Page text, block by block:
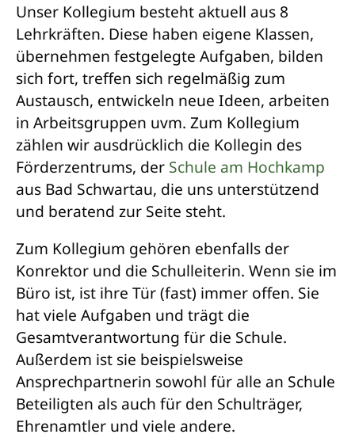
Unser Kollegium besteht aktuell aus 8
Lehrkräften. Diese haben eigene Klassen,
übernehmen festgelegte Aufgaben, bilden
sich fort, treffen sich regelmäßig zum
Austausch, entwickeln neue Ideen, arbeiten
in Arbeitsgruppen uvm. Zum Kollegium
zählen wir ausdrücklich die Kollegin des
Förderzentrums, der Schule am Hochkamp
aus Bad Schwartau, die uns unterstützend
und beratend zur Seite steht.
Zum Kollegium gehören ebenfalls der
Konrektor und die Schulleiterin. Wenn sie im
Büro ist, ist ihre Tür (fast) immer offen. Sie
hat viele Aufgaben und trägt die
Gesamtverantwortung für die Schule.
Außerdem ist sie beispielsweise
Ansprechpartnerin sowohl für alle an Schule
Beteiligten als auch für den Schulträger,
Ehrenamtler und viele andere.